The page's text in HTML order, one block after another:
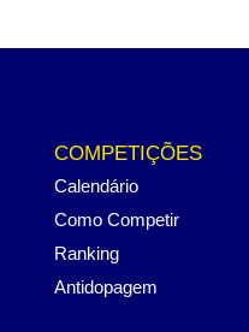
COMPETIÇÕES
Calendário
Como Competir
Ranking
Antidopagem